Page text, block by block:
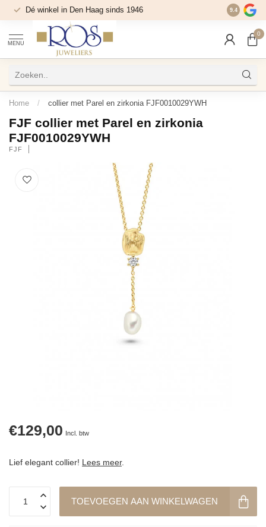
Dé winkel in Den Haag sinds 1946 9.4
MENU
0
Home / collier met Parel en zirkonia FJF0010029YWH
FJF collier met Parel en zirkonia
FJF0010029YWH
FJF
€129,00 Incl. btw
Lief elegant collier! Lees meer.
TOEVOEGEN AAN WINKELWAGEN